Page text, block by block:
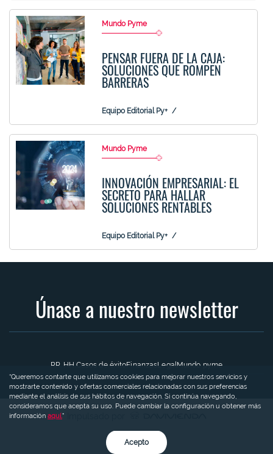
Mundo Pyme
PENSAR FUERA DE LA CAJA:
SOLUCIONES QUE ROMPEN
BARRERAS
Equipo Editorial Py+
Mundo Pyme
INNOVACIÓN EMPRESARIAL: EL
SECRETO PARA HALLAR
SOLUCIONES RENTABLES
Equipo Editorial Py+
Únase a nuestro newsletter
RR. HH. Casos de éxitoFinanzasLegalMundo pyme
“Queremos contarte que utilizamos cookies para mejorar nuestros servicios y
mostrarte contenido y ofertas comerciales relacionadas con sus preferencias
mediante el análisis de sus hábitos de navegación. Si continúa navegando,
consideramos que acepta su uso. Puede cambiar la configuración u obtener más
información aquí."
Acepto